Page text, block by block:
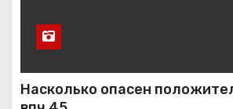
Насколько опасен